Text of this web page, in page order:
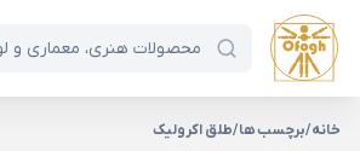
خانه/برچسب ها/طلق اکرولیک